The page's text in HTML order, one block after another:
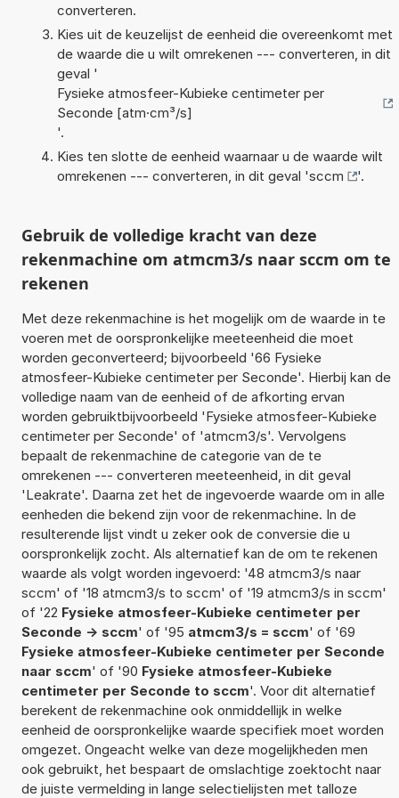
converteren.
Kies uit de keuzelijst de eenheid die overeenkomt met
de waarde die u wilt omrekenen --- converteren, in dit
geval '
Fysieke atmosfeer-Kubieke centimeter per
Seconde [atm·cm³/s]
'.
Kies ten slotte de eenheid waarnaar u de waarde wilt
omrekenen --- converteren, in dit geval 'sccm '.
Gebruik de volledige kracht van deze
rekenmachine om atmcm3/s naar sccm om te
rekenen
Met deze rekenmachine is het mogelijk om de waarde in te
voeren met de oorspronkelijke meeteenheid die moet
worden geconverteerd; bijvoorbeeld '66 Fysieke
atmosfeer-Kubieke centimeter per Seconde'. Hierbij kan de
volledige naam van de eenheid of de afkorting ervan
worden gebruiktbijvoorbeeld 'Fysieke atmosfeer-Kubieke
centimeter per Seconde' of 'atmcm3/s'. Vervolgens
bepaalt de rekenmachine de categorie van de te
omrekenen --- converteren meeteenheid, in dit geval
'Leakrate'. Daarna zet het de ingevoerde waarde om in alle
eenheden die bekend zijn voor de rekenmachine. In de
resulterende lijst vindt u zeker ook de conversie die u
oorspronkelijk zocht. Als alternatief kan de om te rekenen
waarde als volgt worden ingevoerd: '48 atmcm3/s naar
sccm' of '18 atmcm3/s to sccm' of '19 atmcm3/s in sccm'
of '22 Fysieke atmosfeer-Kubieke centimeter per
Seconde -> sccm' of '95 atmcm3/s = sccm' of '69
Fysieke atmosfeer-Kubieke centimeter per Seconde
naar sccm' of '90 Fysieke atmosfeer-Kubieke
centimeter per Seconde to sccm'. Voor dit alternatief
berekent de rekenmachine ook onmiddellijk in welke
eenheid de oorspronkelijke waarde specifiek moet worden
omgezet. Ongeacht welke van deze mogelijkheden men
ook gebruikt, het bespaart de omslachtige zoektocht naar
de juiste vermelding in lange selectielijsten met talloze